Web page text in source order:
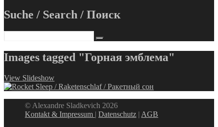
Suche / Search / Поиск
Images tagged "Горная эмблема"
View Slideshow
© Alexandre Sladkevich 2026
Kontakt & Impressum |Datenschutz | AGB